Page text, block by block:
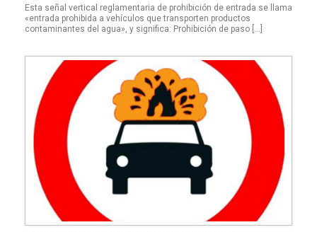
Esta señal vertical reglamentaria de prohibición de entrada se llama
«entrada prohibida a vehículos que transporten productos
contaminantes del agua», y significa: Prohibición de paso […]